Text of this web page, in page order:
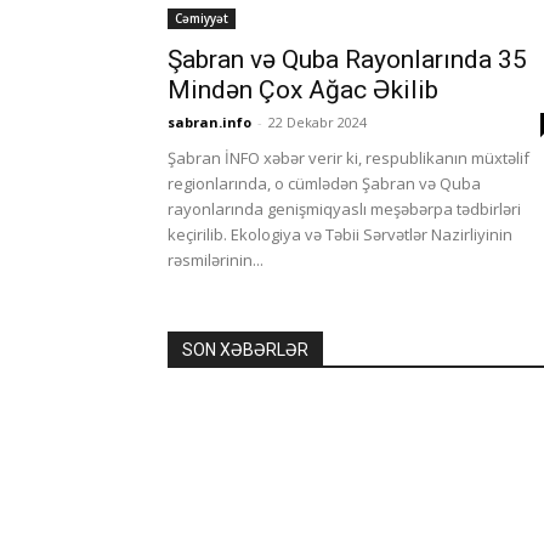
Cəmiyyət
Şabran və Quba Rayonlarında 35
Mindən Çox Ağac Əkilib
sabran.info - 22 Dekabr 2024
Şabran İNFO xəbər verir ki, respublikanın müxtəlif
regionlarında, o cümlədən Şabran və Quba
rayonlarında genişmiqyaslı meşəbərpa tədbirləri
keçirilib. Ekologiya və Təbii Sərvətlər Nazirliyinin
rəsmilərinin...
SON XƏBƏRLƏR